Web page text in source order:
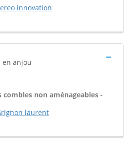
innovation
en anjou
combles non aménageables -
laurent